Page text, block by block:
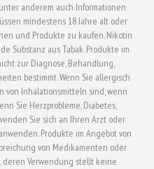
anderem auch Informationen
mindestens 18 Jahre alt oder
und Produkte zu kaufen. Nikotin
Substanz aus Tabak. Produkte im
zur Diagnose, Behandlung,
bestimmt. Wenn Sie allergisch
von Inhalationsmitteln sind, wenn
Sie Herzprobleme, Diabetes,
Sie sich an Ihren Arzt oder
Produkte im Angebot von
von Medikamenten oder
deren Verwendung stellt keine